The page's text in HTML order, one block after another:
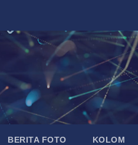
BERITA FOTO KOLOM